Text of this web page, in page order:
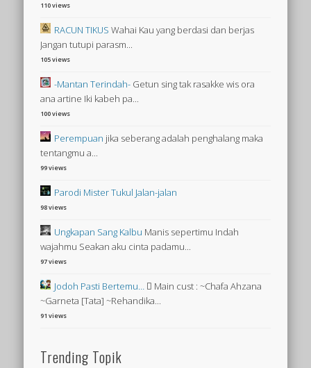
110 views
RACUN TIKUS Wahai Kau yang berdasi dan berjas
Jangan tutupi parasm...
105 views
-Mantan Terindah- Getun sing tak rasakke wis ora
ana artine Iki kabeh pa...
100 views
Perempuan jika seberang adalah penghalang maka
tentangmu a...
99 views
Parodi Mister Tukul Jalan-jalan
98 views
Ungkapan Sang Kalbu Manis sepertimu Indah
wajahmu Seakan aku cinta padamu...
97 views
Jodoh Pasti Bertemu…  Main cust : ~Chafa Ahzana
~Garneta [Tata] ~Rehandika...
91 views
Trending Topik